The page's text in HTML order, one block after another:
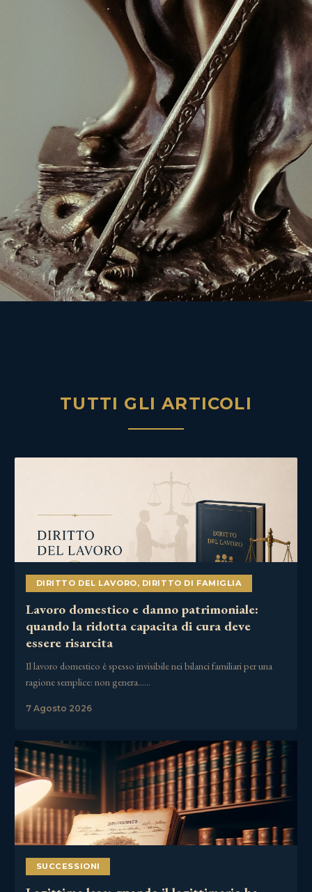
TUTTI GLI ARTICOLI
DIRITTO DEL LAVORO, DIRITTO DI FAMIGLIA
Lavoro domestico e danno patrimoniale:
quando la ridotta capacita di cura deve
essere risarcita
Il lavoro domestico è spesso invisibile nei bilanci familiari per una
ragione semplice: non genera……
7 Agosto 2026
SUCCESSIONI